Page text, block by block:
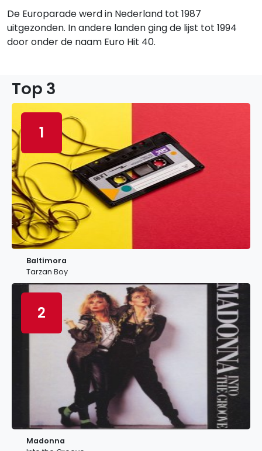
De Europarade werd in Nederland tot 1987
uitgezonden. In andere landen ging de lijst tot 1994
door onder de naam Euro Hit 40.
Top 3
1
Baltimora
Tarzan Boy
2
Madonna